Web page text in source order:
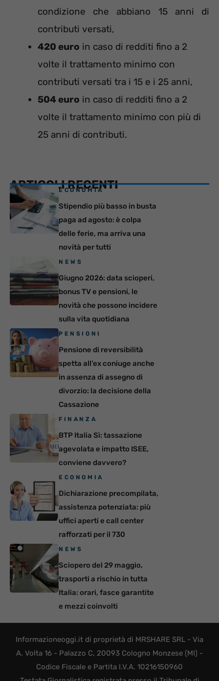
condizione che abbiano 15 anni di
contributi versati,
420 euro in caso di redditi fino a 2
volte il trattamento minimo con
contributi versati tra i 15 e i 25 anni,
504 euro in caso di redditi fino a 2
volte il trattamento minimo con più di
25 anni di contributi.
ARTICOLI RECENTI
ECONOMIA
Stipendio più basso in busta
paga ad agosto: è colpa
delle ferie, ma arriva una
novità per tutti
NEWS
Giugno 2026: data scioperi,
bonus TV e pensioni, le
novità che possono incidere
sulla vita quotidiana
PENSIONI
Pensione di reversibilità
spetta all’ex coniuge anche
in assenza di assegno di
divorzio: la decisione della
Cassazione
FINANZA
BTP Italia Sì: tassazione
agevolata e impatto ISEE,
conviene davvero?
ECONOMIA
Dichiarazione precompilata,
assistenza potenziata: più
uffici aperti e call center
rafforzati per il 730
NEWS
Sciopero del 29 maggio,
trasporti a rischio in tutta
Italia: orari, fasce garantite
e mezzi coinvolti
Informazioneoggi.it di proprietà di MRSHARE SRL - Via
A. Volta 16 - Palazzo C, 20093 Cologno Monzese (MI) -
Codice Fiscale e Partita I.V.A. 10216150960